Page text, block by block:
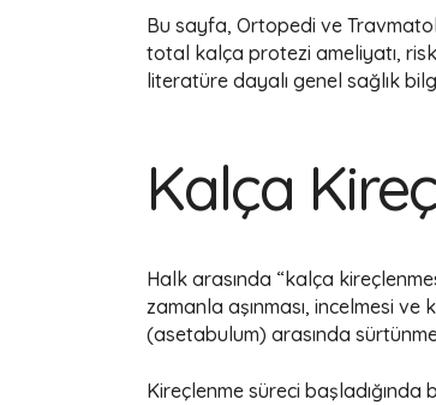
Bu sayfa, Ortopedi ve
total kalça protezi ameliyatı,
literatüre dayalı genel sağlık
Kalça
Halk arasında “kalça
zamanla aşınması, incelmesi
(asetabulum) arasında
Kireçlenme süreci